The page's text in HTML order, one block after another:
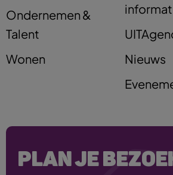
Ondernemen &
Talent
Wonen
Nieuws
PLAN JE